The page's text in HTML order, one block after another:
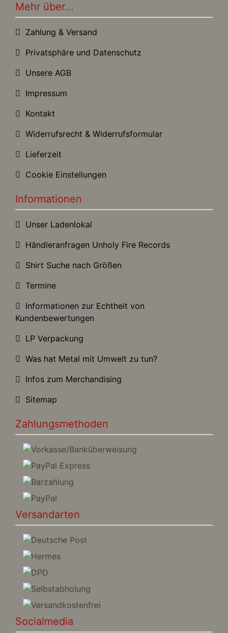
Mehr über...
Zahlung & Versand
Privatsphäre und Datenschutz
Unsere AGB
Impressum
Kontakt
Widerrufsrecht & Widerrufsformular
Lieferzeit
Cookie Einstellungen
Informationen
Unser Ladenlokal
Händleranfragen Unholy Fire Records
Shirt Suche nach Größen
Termine
Informationen zur Echtheit von
Kundenbewertungen
LP Verpackung
Was hat Metal mit Umwelt zu tun?
Infos zum Merchandising
Sitemap
Zahlungsmethoden
Versandarten
Socialmedia